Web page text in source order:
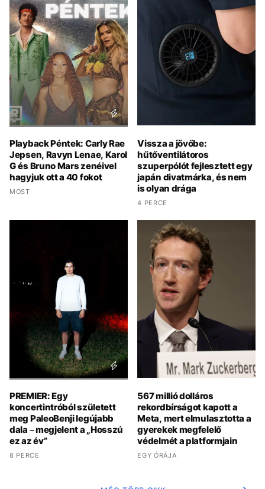
Playback Péntek: Carly Rae
Jepsen, Ravyn Lenae, Karol
G és Bruno Mars zenéivel
hagyjuk ott a 40 fokot
MOST
Vissza a jövőbe:
hűtőventilátoros
szuperpólót fejlesztett egy
japán divatmárka, és nem
is olyan drága
4 PERCE
PREMIER: Egy
koncertintróból született
meg PaleoBenji legújabb
dala – megjelent a „Hosszú
ez az év”
8 PERCE
567 millió dolláros
rekordbírságot kapott a
Meta, mert elmulasztotta a
gyerekek megfelelő
védelmét a platformjain
EGY ÓRÁJA